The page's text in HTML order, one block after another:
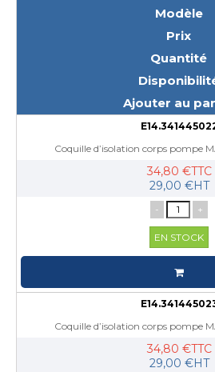
Modèle
Prix
Quantité
Ajouter au
Coquille d’isolation corps pompe
34,80 €TTC
29,00 €HT
- +
EN STOCK
Coquille d’isolation corps pompe
34,80 €TTC
29,00 €HT